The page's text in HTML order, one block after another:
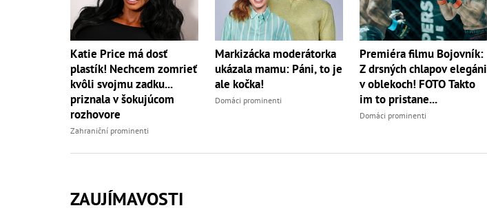
Katie Price má dosť
plastík! Nechcem zomrieť
kvôli svojmu zadku...
priznala v šokujúcom
rozhovore
Zahraniční prominenti
Markizácka moderátorka
ukázala mamu: Páni, to je
ale kočka!
Domáci prominenti
Premiéra filmu Bojovník:
Z drsných chlapov elegáni
v oblekoch! FOTO Takto
im to pristane...
Domáci prominenti
ZAUJÍMAVOSTI